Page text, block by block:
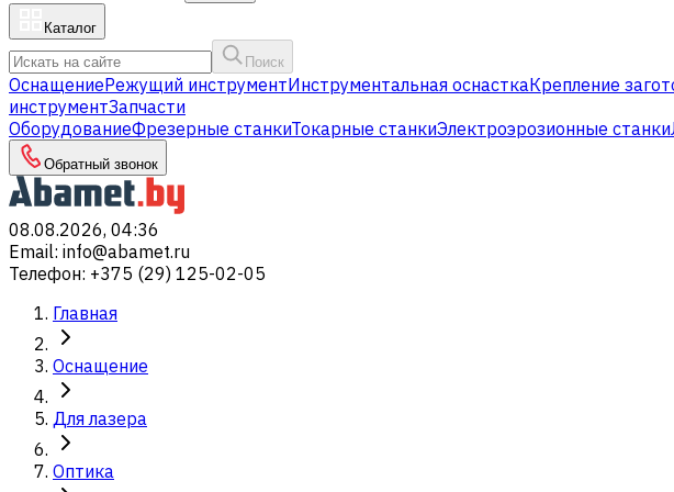
Каталог
Поиск
ОснащениеРежущий инструментИнструментальная оснасткаКрепление
инструментЗапчасти
ОборудованиеФрезерные станкиТокарные станкиЭлектроэрозионные станки
Обратный звонок
08.08.2026, 04:36
Email: info@abamet.ru
Телефон: +375 (29) 125-02-05
Главная
Оснащение
Для лазера
Оптика